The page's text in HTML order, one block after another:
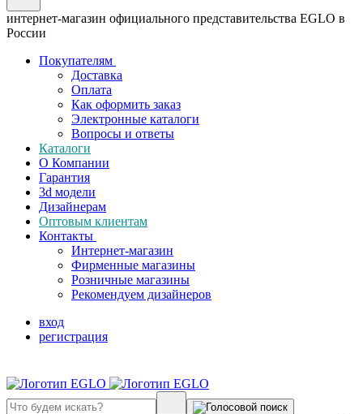
интернет-магазин официального представительства EGLO в
России
Покупателям
Доставка
Оплата
Как оформить заказ
Электронные каталоги
Вопросы и ответы
Каталоги
О Компании
Гарантия
3d модели
Дизайнерам
Оптовым клиентам
Контакты
Интернет-магазин
Фирменные магазины
Розничные магазины
Рекомендуем дизайнеров
вход
регистрация